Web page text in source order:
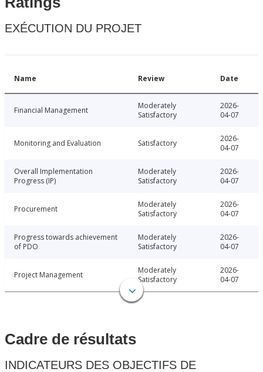
EXÉCUTION DU PROJET
Name Review Date
Financial Management
Moderately
Satisfactory
2026-
04-07
Monitoring and Evaluation Satisfactory
2026-
04-07
Overall Implementation
Progress (IP)
Moderately
Satisfactory
2026-
04-07
Procurement
Moderately
Satisfactory
2026-
04-07
Progress towards achievement
of PDO
Moderately
Satisfactory
2026-
04-07
Project Management
Moderately
Satisfactory
2026-
04-07
Cadre de résultats
INDICATEURS DES OBJECTIFS DE